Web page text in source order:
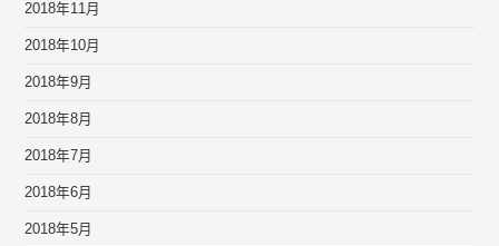
2018年11月
2018年10月
2018年9月
2018年8月
2018年7月
2018年6月
2018年5月